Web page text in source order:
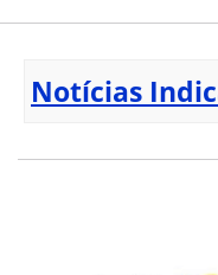
Notícias